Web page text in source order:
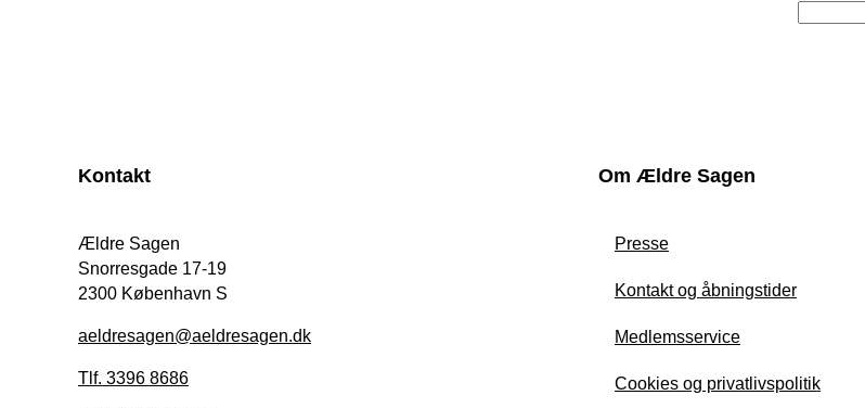
Kontakt
Ældre Sagen
Snorresgade 17-19
2300 København S
aeldresagen@aeldresagen.dk
Tlf. 3396 8686
Om Ældre Sagen
Presse
Kontakt og åbningstider
Medlemsservice
Cookies og privatlivspolitik